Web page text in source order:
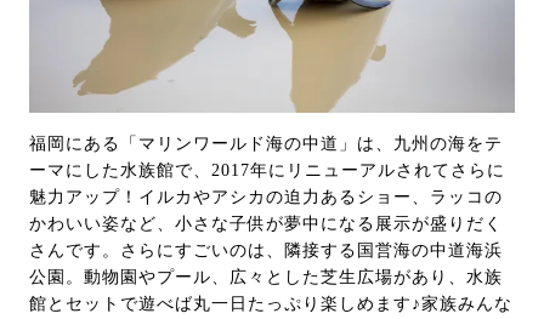
福岡にある「マリンワールド海の中道」は、九州の海をテ
ーマにした水族館で、2017年にリニューアルされてさらに
魅力アップ！イルカやアシカの迫力あるショー、ラッコの
かわいい姿など、小さな子供が夢中になる展示が盛りだく
さんです。さらにすごいのは、隣接する国営海の中道海浜
公園。動物園やプール、広々とした芝生広場があり、水族
館とセットで遊べば丸一日たっぷり楽しめます♪家族みんな